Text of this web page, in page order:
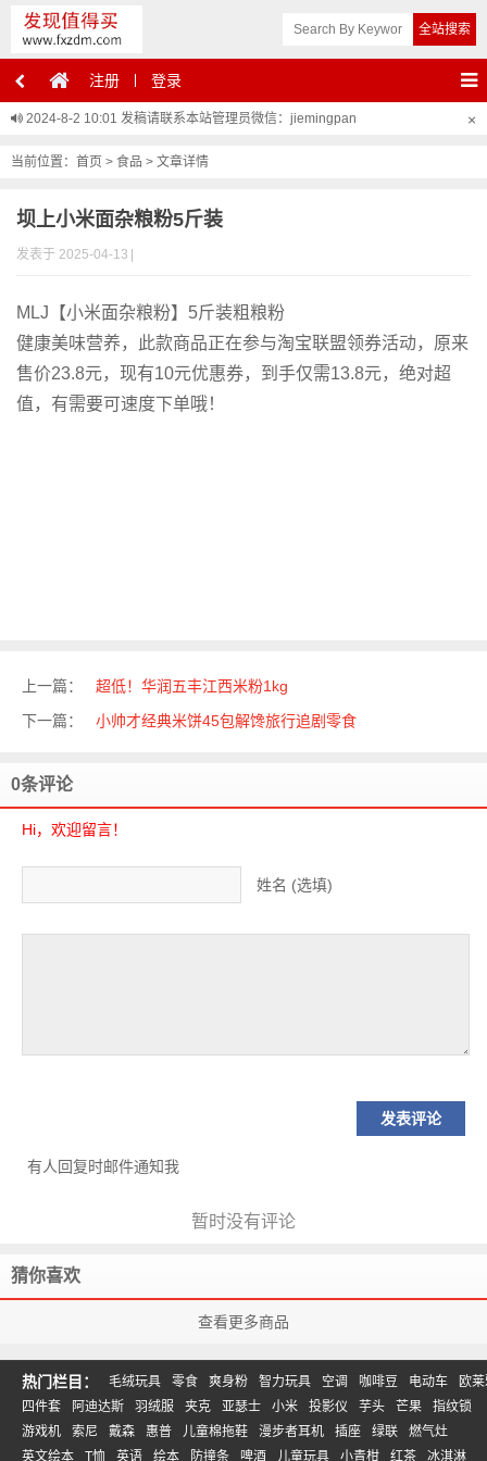
注册 登录
2024-8-2 10:01 发稿请联系本站管理员微信：jiemingpan ×
当前位置： 首页 > 食品 > 文章详情
坝上小米面杂粮粉5斤装
发表于 2025-04-13
MLJ【小米面杂粮粉】5斤装粗粮粉
健康美味营养，此款商品正在参与淘宝联盟领券活动，原来
售价23.8元，现有10元优惠券，到手仅需13.8元，绝对超
值，有需要可速度下单哦！
上一篇：
超低！华润五丰江西米粉1kg
下一篇：
小帅才经典米饼45包解馋旅行追剧零食
0条评论
Hi，欢迎留言！
姓名 (选填)
有人回复时邮件通知我
暂时没有评论
猜你喜欢
查看更多商品
热门栏目： 毛绒玩具 零食 爽身粉 智力玩具 空调 咖啡豆 电动车
欧
四件套
阿迪达斯 羽绒服 夹克 亚瑟士 小米 投影仪 芋头 芒果
指纹锁
游戏机
索尼 戴森 惠普 儿童棉拖鞋 漫步者耳机 插座 绿联
燃气灶
英文绘本
T恤 英语 绘本 防撞条 啤酒 儿童玩具 小青柑 红茶 冰淇淋